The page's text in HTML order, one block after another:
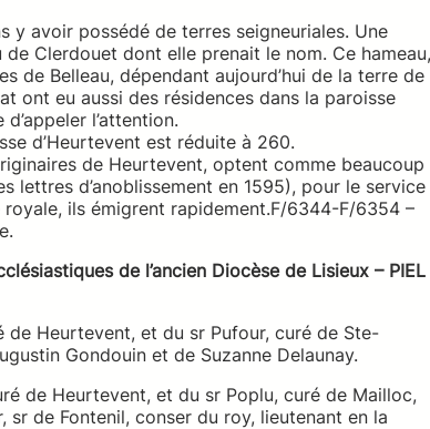
y avoir possédé de terres seigneuriales. Une
Clerdouet dont elle prenait le nom. Ce hameau,
de Belleau, dépendant aujourd’hui de la terre de
ont eu aussi des résidences dans la paroisse
l’attention.
d’Heurtevent est réduite à 260.
de Heurtevent, optent comme beaucoup
lettres d’anoblissement en 1595), pour le service
ils émigrent rapidement.F/6344-F/6354 –
de l’ancien Diocèse de Lisieux – PIEL
de Heurtevent, et du sr Pufour, curé de Ste-
Gondouin et de Suzanne Delaunay.
de Heurtevent, et du sr Poplu, curé de Mailloc,
de Fontenil, conser du roy, lieutenant en la